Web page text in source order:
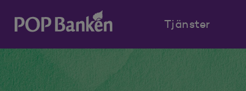
POP banken, till hemsidan
Tjänster